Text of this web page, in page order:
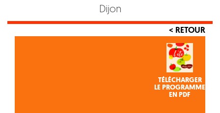
Dijon
< RETOUR
TÉLÉCHARGER
LE PROGRAMME
EN PDF